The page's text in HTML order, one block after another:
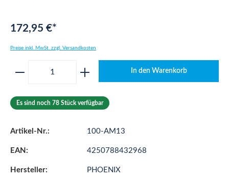
172,95 €*
Preise inkl. MwSt. zzgl. Versandkosten
Produkt Anzahl: Gib den gewünschten
In den Warenkorb
Es sind noch 78 Stück verfügbar
Artikel-Nr.: 100-AM13
EAN: 4250788432968
Hersteller: PHOENIX